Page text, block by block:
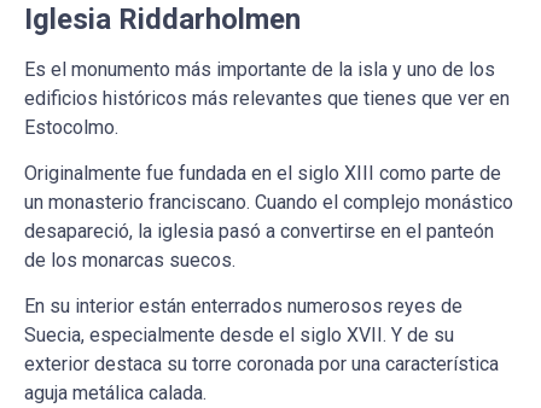
Iglesia Riddarholmen
Es el monumento más importante de la isla y uno de los
edificios históricos más relevantes que tienes que ver en
Estocolmo.
Originalmente fue fundada en el siglo XIII como parte de
un monasterio franciscano. Cuando el complejo monástico
desapareció, la iglesia pasó a convertirse en el panteón
de los monarcas suecos.
En su interior están enterrados numerosos reyes de
Suecia, especialmente desde el siglo XVII. Y de su
exterior destaca su torre coronada por una característica
aguja metálica calada.